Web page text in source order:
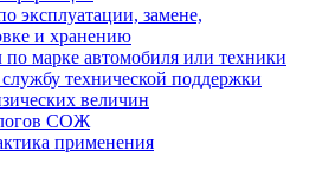
эксплуатации, замене,
и хранению
марке автомобиля или техники
технической поддержки
величин
СОЖ
применения